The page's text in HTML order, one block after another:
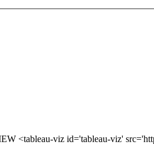
<tableau-viz id='tableau-viz'